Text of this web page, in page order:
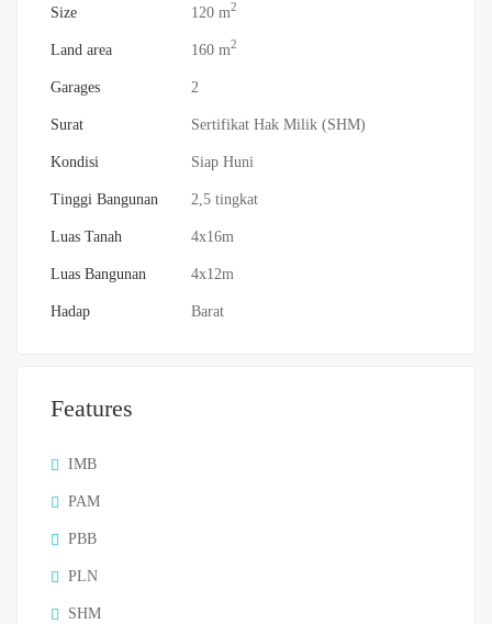
Size 120 m2
Land area 160 m2
Garages 2
Surat Sertifikat Hak Milik (SHM)
Kondisi Siap Huni
Tinggi Bangunan 2,5 tingkat
Luas Tanah 4x16m
Luas Bangunan 4x12m
Hadap Barat
Features
IMB
PAM
PBB
PLN
SHM